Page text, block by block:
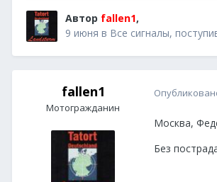
Автор fallen1,
9 июня в Все сигналы,
fallen1
Мотогражданин
Москва,
Без